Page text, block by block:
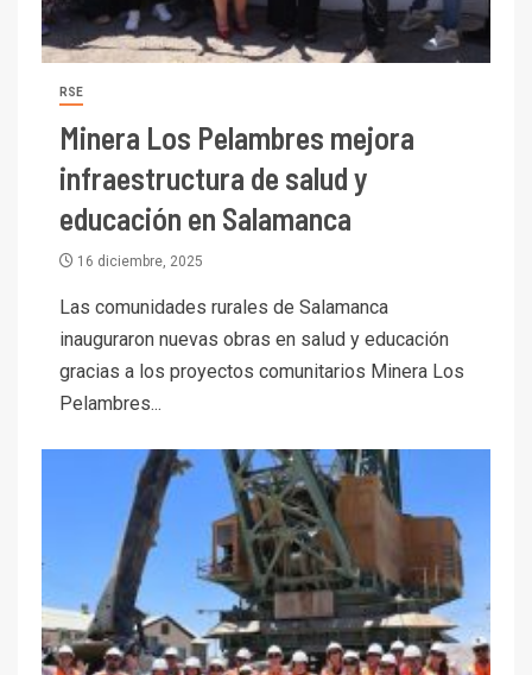
RSE
Minera Los Pelambres mejora
infraestructura de salud y
educación en Salamanca
16 diciembre, 2025
Las comunidades rurales de Salamanca
inauguraron nuevas obras en salud y educación
gracias a los proyectos comunitarios Minera Los
Pelambres...